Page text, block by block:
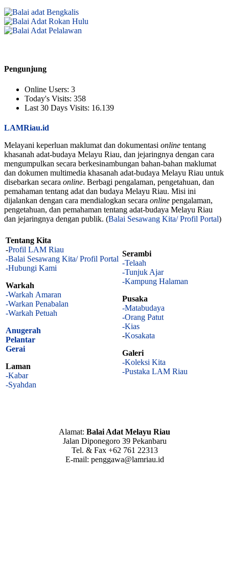
Pengunjung
Online Users: 3
Today's Visits: 358
Last 30 Days Visits: 16.139
LAMRiau.id
Melayani keperluan maklumat dan dokumentasi online tentang
khasanah adat-budaya Melayu Riau, dan jejaringnya dengan cara
mengumpulkan secara berkesinambungan bahan-bahan maklumat
dan dokumen multimedia khasanah adat-budaya Melayu Riau untuk
disebarkan secara online. Berbagi pengalaman, pengetahuan, dan
pemahaman tentang adat dan budaya Melayu Riau. Misi ini
dijalankan dengan cara mendialogkan secara online pengalaman,
pengetahuan, dan pemahaman tentang adat-budaya Melayu Riau
dan jejaringnya dengan publik. (Balai Sesawang Kita/ Profil Portal)
Tentang Kita
-Profil LAM Riau
-Balai Sesawang Kita/ Profil Portal
-Hubungi Kami
Warkah
-Warkah Amaran
-Warkan Penabalan
-Warkah Petuah
Anugerah
Pelantar
Gerai
Laman
-Kabar
-Syahdan
Serambi
-Telaah
-Tunjuk Ajar
-Kampung Halaman
Pusaka
-Matabudaya
-Orang Patut
-Kias
-Kosakata
Galeri
-Koleksi Kita
-Pustaka LAM Riau
Alamat: Balai Adat Melayu Riau
Jalan Diponegoro 39 Pekanbaru
Tel. & Fax +62 761 22313
E-mail: penggawa@lamriau.id